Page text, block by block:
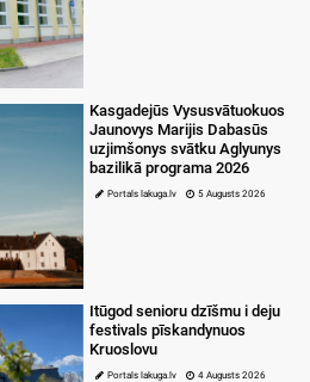
Kasgadejūs Vysusvātuokuos
Jaunovys Marijis Dabasūs
uzjimšonys svātku Aglyunys
bazilikā programa 2026
Portals lakuga.lv 5 Augusts 2026
Itūgod senioru dzīšmu i deju
festivals pīskandynuos
Kruoslovu
Portals lakuga.lv 4 Augusts 2026